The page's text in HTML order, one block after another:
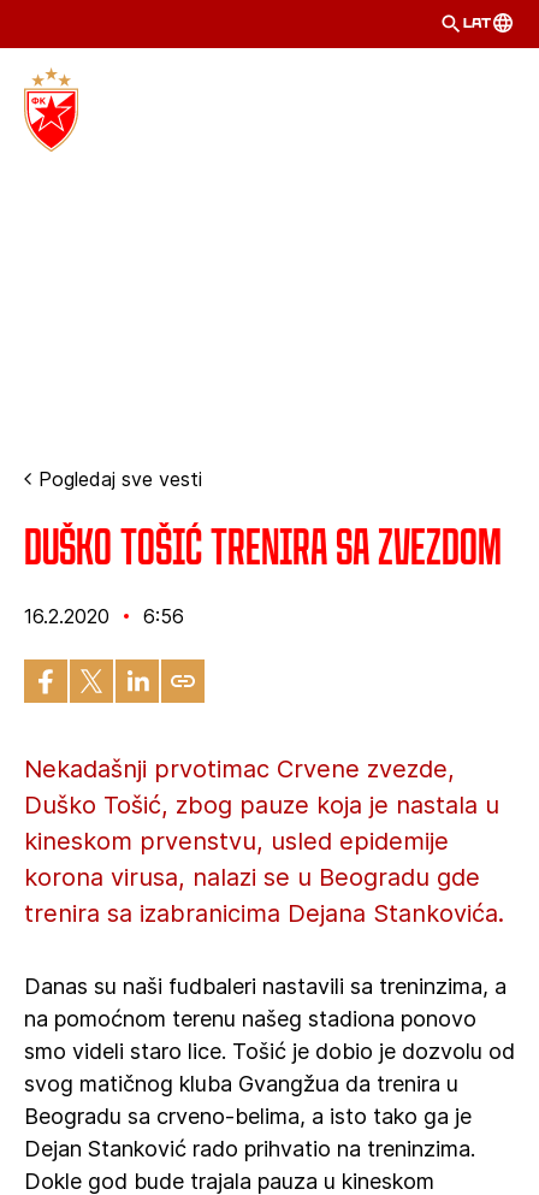
LAT
Pogledaj sve vesti
Duško Tošić trenira sa Zvezdom
16.2.2020 6:56
Nekadašnji prvotimac Crvene zvezde,
Duško Tošić, zbog pauze koja je nastala u
kineskom prvenstvu, usled epidemije
korona virusa, nalazi se u Beogradu gde
trenira sa izabranicima Dejana Stankovića.
Danas su naši fudbaleri nastavili sa treninzima, a
na pomoćnom terenu našeg stadiona ponovo
smo videli staro lice. Tošić je dobio je dozvolu od
svog matičnog kluba Gvangžua da trenira u
Beogradu sa crveno-belima, a isto tako ga je
Dejan Stanković rado prihvatio na treninzima.
Dokle god bude trajala pauza u kineskom